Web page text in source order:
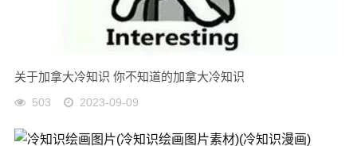
关于加拿大冷知识 你不知道的加拿大冷知识
503 2023-09-09